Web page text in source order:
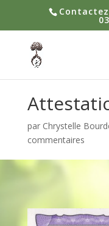
par Chrystelle
commentaires